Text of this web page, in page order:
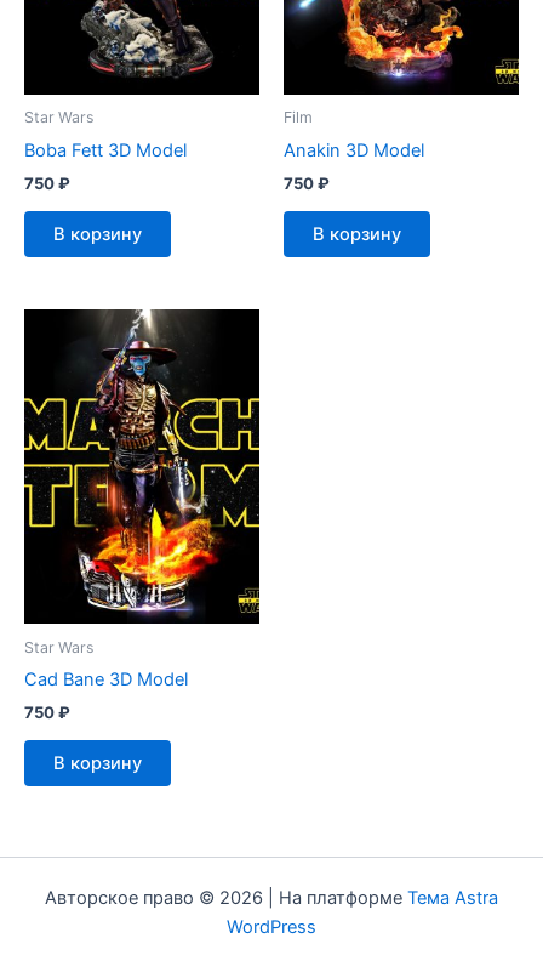
Star Wars
Boba Fett 3D Model
750₽
В корзину
Film
Anakin 3D Model
750₽
В корзину
Star Wars
Cad Bane 3D Model
750₽
В корзину
Авторское право © 2026 | На платформе Тема Astra
WordPress